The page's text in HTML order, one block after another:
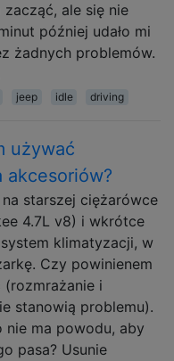
zacząć, ale się nie
później udało mi
żadnych problemów.
jeep idle driving
używać
akcesoriów?
na starszej ciężarówce
4.7L v8) i wkrótce
klimatyzacji, w
Czy powinienem
i
stanowią problemu).
nie ma powodu, aby
pasa? Usunie